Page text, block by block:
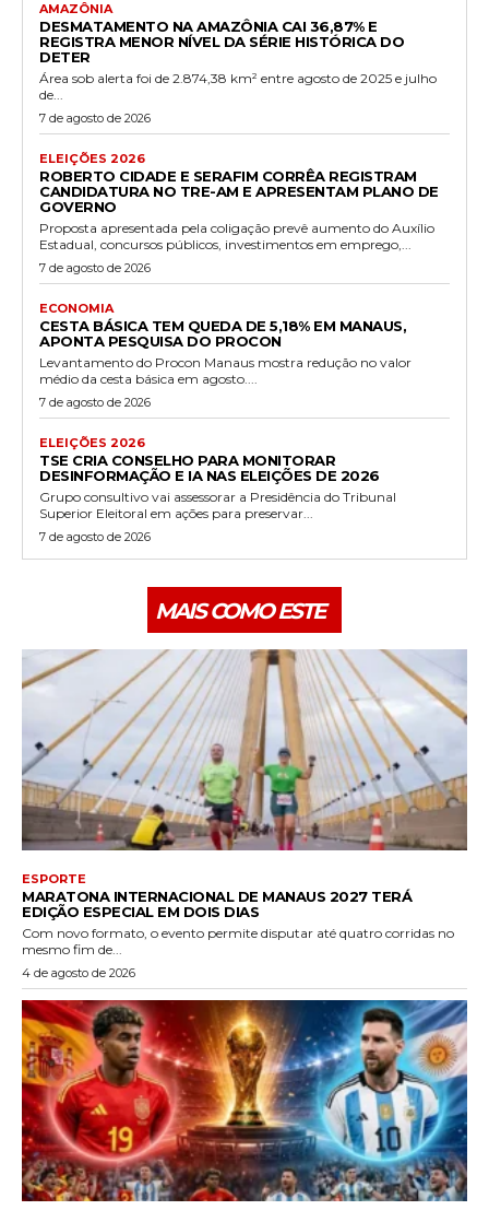
AMAZÔNIA
DESMATAMENTO NA AMAZÔNIA CAI 36,87% E
REGISTRA MENOR NÍVEL DA SÉRIE HISTÓRICA DO
DETER
Área sob alerta foi de 2.874,38 km² entre agosto de 2025 e julho
de...
7 de agosto de 2026
ELEIÇÕES 2026
ROBERTO CIDADE E SERAFIM CORRÊA REGISTRAM
CANDIDATURA NO TRE-AM E APRESENTAM PLANO DE
GOVERNO
Proposta apresentada pela coligação prevê aumento do Auxílio
Estadual, concursos públicos, investimentos em emprego,...
7 de agosto de 2026
ECONOMIA
CESTA BÁSICA TEM QUEDA DE 5,18% EM MANAUS,
APONTA PESQUISA DO PROCON
Levantamento do Procon Manaus mostra redução no valor
médio da cesta básica em agosto....
7 de agosto de 2026
ELEIÇÕES 2026
TSE CRIA CONSELHO PARA MONITORAR
DESINFORMAÇÃO E IA NAS ELEIÇÕES DE 2026
Grupo consultivo vai assessorar a Presidência do Tribunal
Superior Eleitoral em ações para preservar...
7 de agosto de 2026
MAIS COMO ESTE
ESPORTE
MARATONA INTERNACIONAL DE MANAUS 2027 TERÁ
EDIÇÃO ESPECIAL EM DOIS DIAS
Com novo formato, o evento permite disputar até quatro corridas no
mesmo fim de...
4 de agosto de 2026